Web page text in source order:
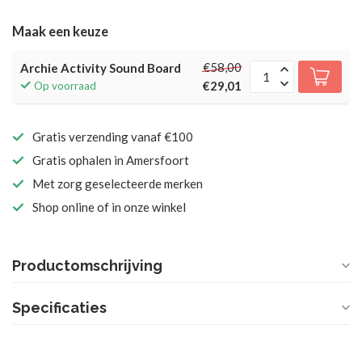
Maak een keuze
Archie Activity Sound Board
Op voorraad
€58,00
€29,01
Gratis verzending vanaf €100
Gratis ophalen in Amersfoort
Met zorg geselecteerde merken
Shop online of in onze winkel
Productomschrijving
Specificaties